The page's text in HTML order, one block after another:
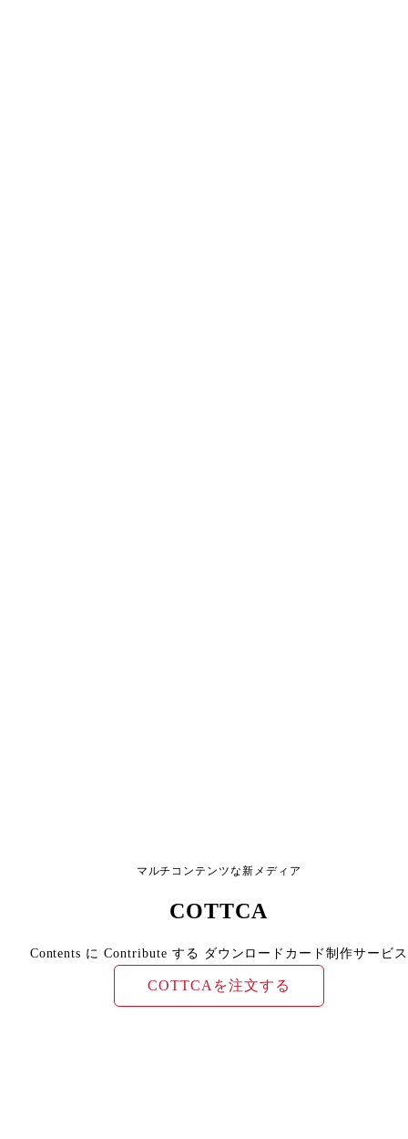
マルチコンテンツな新メディア
COTTCA
Contents に Contribute する ダウンロードカード制作サービス
COTTCAを注文する